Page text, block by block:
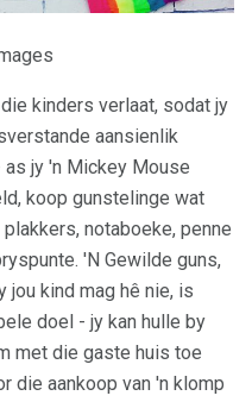
kinders verlaat, sodat jy
aansienlik
jy 'n Mickey Mouse
koop gunstelinge wat
notaboeke, penne
'N Gewilde guns,
jou kind mag hê nie, is
doel - jy kan hulle by
met die gaste huis toe
die aankoop van 'n klomp